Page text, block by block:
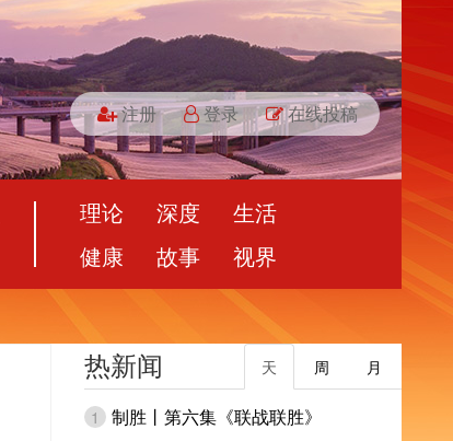
注册 登录 在线投稿
理论 深度
生活
健康
故事 视界
热新闻 月
周
天
1 制胜丨第六集《联战联胜》